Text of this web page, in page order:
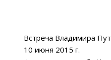
Встреча Владимира
10 июня 2015 г.